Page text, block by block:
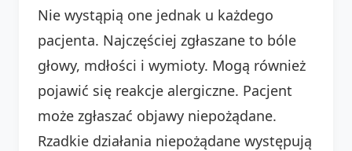
Nie wystąpią one jednak u każdego
pacjenta. Najczęściej zgłaszane to bóle
głowy, mdłości i wymioty. Mogą również
pojawić się reakcje alergiczne. Pacjent
może zgłaszać objawy niepożądane.
Rzadkie działania niepożądane występują